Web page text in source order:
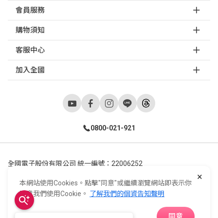
會員服務
購物須知
客服中心
加入全國
0800-021-921
全國電子股份有限公司 統一編號：22006252
Copyright ©2026© E-Life Co., Ltd. All Rights Reserved.
×
本網站使用Cookies。點擊"同意"或繼續瀏覽網站即表示你
同意我們使用Cookie。 了解我們的個資告知聲明